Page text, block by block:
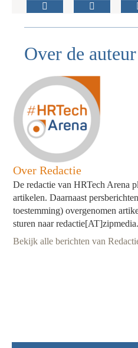
Over de auteur
Over Redactie
De redactie van HRTech Arena
artikelen. Daarnaast
toestemming) overgenomen
sturen naar
Bekijk alle berichten van